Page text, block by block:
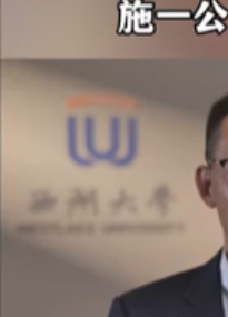
精彩推荐
93人！确山县公开遴选
涉及河南！自然资源部
河南金刚石跑出新赛道
驻马店市科技馆短视频